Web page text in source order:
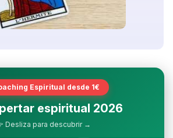
Espiritual desde 1€
espiritual 2026
Desliza para descubrir →